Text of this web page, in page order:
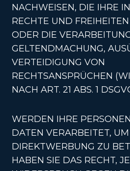
NACHWEISEN, DIE IHRE
RECHTE UND
ODER DIE
GELTENDMACHUNG,
VERTEIDIGUNG VON
RECHTSANSPRÜCHEN
NACH ART. 21 ABS. 1
WERDEN IHRE
DATEN VERARBEITET, UM
DIREKTWERBUNG ZU
HABEN SIE DAS RECHT,